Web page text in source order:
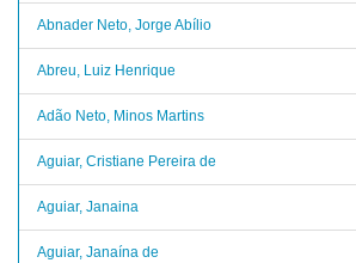
Abnader Neto, Jorge Abílio
Abreu, Luiz Henrique
Adão Neto, Minos Martins
Aguiar, Cristiane Pereira de
Aguiar, Janaina
Aguiar, Janaína de